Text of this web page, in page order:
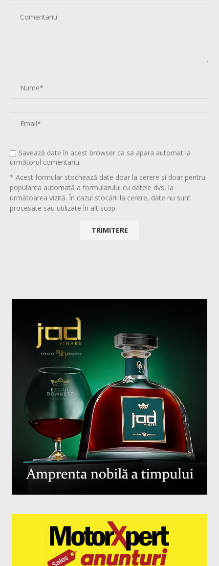
Savează date în acest browser ca sa apara automat la
următorul comentariu.
* Acest formular stochează date doar la cerere și doar pentru
popularea automată a formularului cu datele dvs, la
următoarea vizită. În cazul stocării la cerere, date nu sunt
procesate sau utilizate în alt scop.